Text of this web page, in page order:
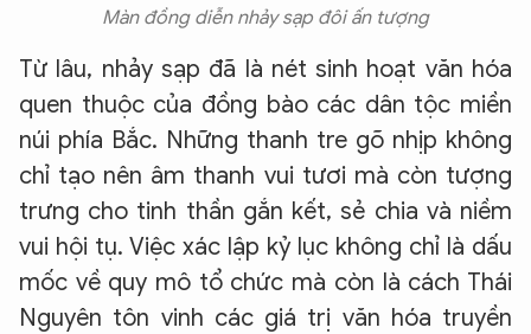
Màn đồng diễn nhảy sạp đôi ấn tượng
Từ lâu, nhảy sạp đã là nét sinh hoạt văn hóa
quen thuộc của đồng bào các dân tộc miền
núi phía Bắc. Những thanh tre gõ nhịp không
chỉ tạo nên âm thanh vui tươi mà còn tượng
trưng cho tinh thần gắn kết, sẻ chia và niềm
vui hội tụ. Việc xác lập kỷ lục không chỉ là dấu
mốc về quy mô tổ chức mà còn là cách Thái
Nguyên tôn vinh các giá trị văn hóa truyền